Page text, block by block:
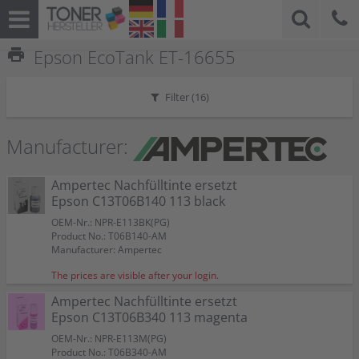
print Epson EcoTank ET-16655
Filter (16)
Manufacturer:
Ampertec Nachfülltinte ersetzt
Epson C13T06B140 113 black
OEM-Nr.: NPR-E113BK(PG)
Product No.: T06B140-AM
Manufacturer: Ampertec
The prices are visible after your login.
Ampertec Nachfülltinte ersetzt
Epson C13T06B340 113 magenta
OEM-Nr.: NPR-E113M(PG)
Product No.: T06B340-AM